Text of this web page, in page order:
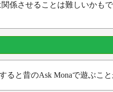
係させることは難しいかも
ると昔のAsk Monaで遊ぶこと